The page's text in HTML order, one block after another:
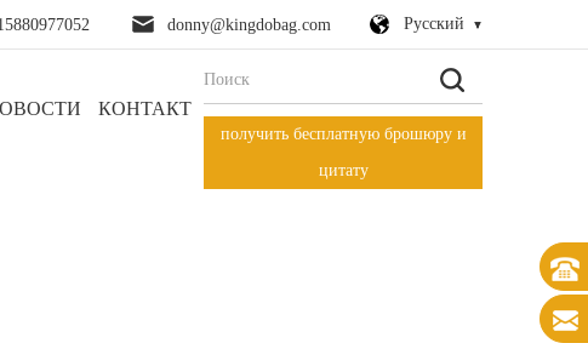
Русский
donny@kingdobag.com
получить бесплатную брошюру и
цитату
КОНТАКТ